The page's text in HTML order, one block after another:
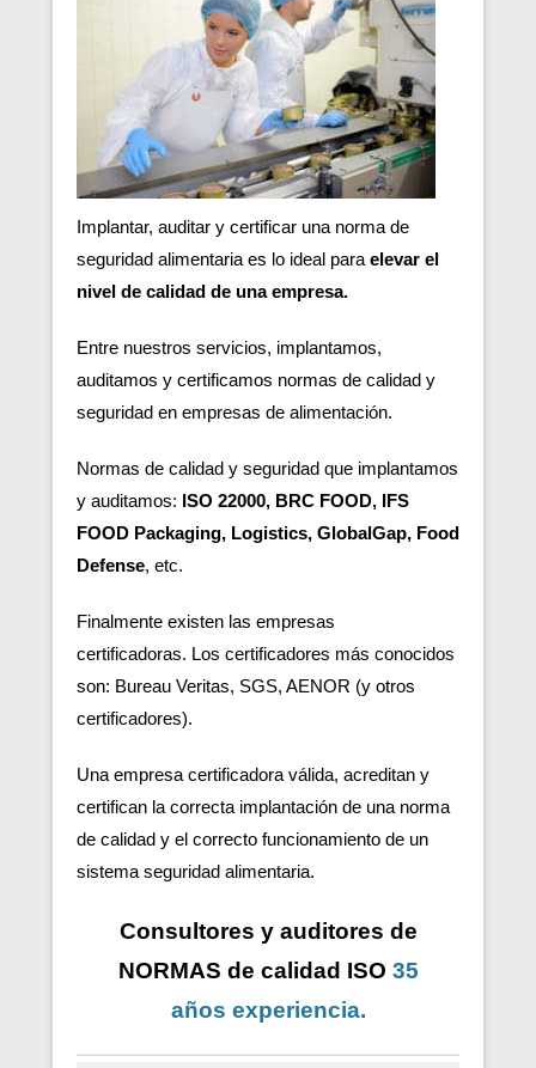
Implantar, auditar y certificar una norma de
seguridad alimentaria es lo ideal para elevar el
nivel de calidad de una empresa.
Entre nuestros servicios, implantamos,
auditamos y certificamos normas de calidad y
seguridad en empresas de alimentación.
Normas de calidad y seguridad que implantamos
y auditamos: ISO 22000, BRC FOOD, IFS
FOOD Packaging, Logistics, GlobalGap, Food
Defense, etc.
Finalmente existen las empresas
certificadoras. Los certificadores más conocidos
son: Bureau Veritas, SGS, AENOR (y otros
certificadores).
Una empresa certificadora válida, acreditan y
certifican la correcta implantación de una norma
de calidad y el correcto funcionamiento de un
sistema seguridad alimentaria.
Consultores y auditores de
NORMAS de calidad ISO 35
años experiencia.